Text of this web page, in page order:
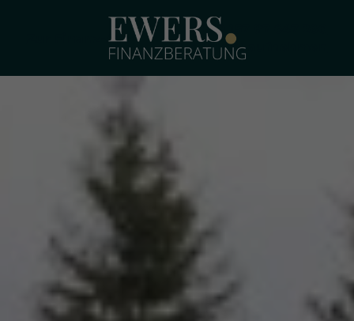
Zur Finanz-App
+49 157 87 647 260
Kontakt aufnehmen